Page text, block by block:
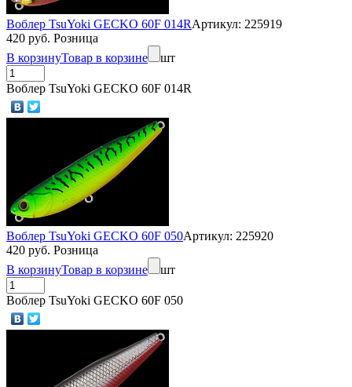
Воблер TsuYoki GECKO 60F 014RАртикул: 225919
420 руб. Розница
В корзинуТовар в корзине шт
Воблер TsuYoki GECKO 60F 014R
Воблер TsuYoki GECKO 60F 050Артикул: 225920
420 руб. Розница
В корзинуТовар в корзине шт
Воблер TsuYoki GECKO 60F 050